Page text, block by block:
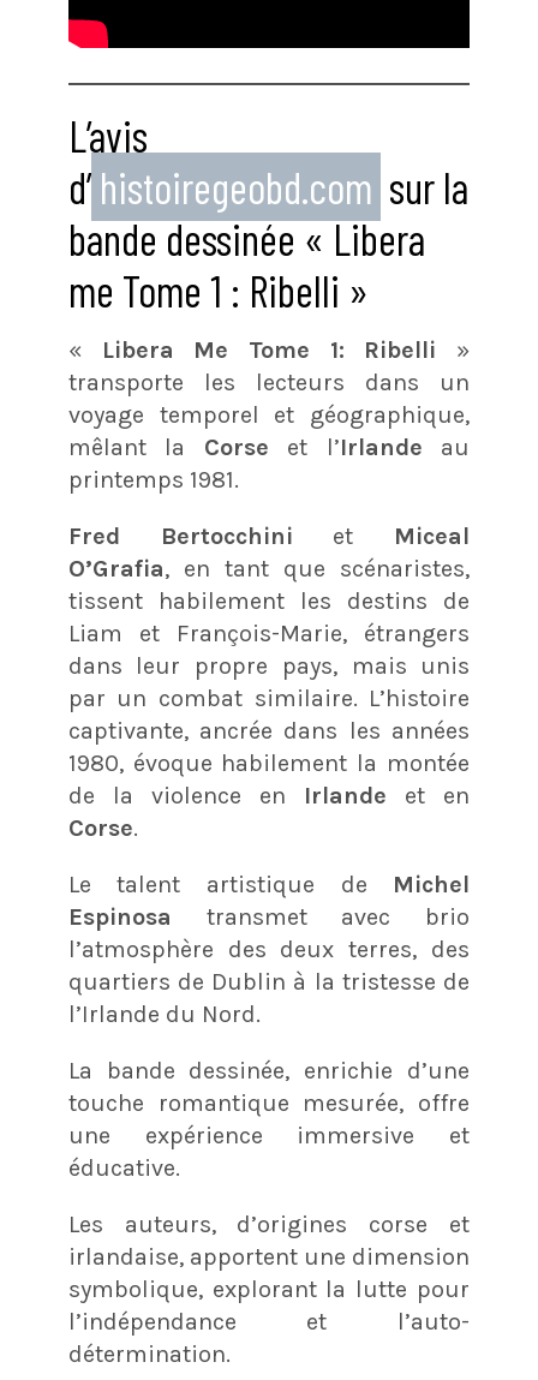
L’avis
d’ histoiregeobd.com sur la
bande dessinée « Libera
me Tome 1 : Ribelli »
« Libera Me Tome 1: Ribelli »
transporte les lecteurs dans un
voyage temporel et géographique,
mêlant la Corse et l’Irlande au
printemps 1981.
Fred Bertocchini et Miceal
O’Grafia, en tant que scénaristes,
tissent habilement les destins de
Liam et François-Marie, étrangers
dans leur propre pays, mais unis
par un combat similaire. L’histoire
captivante, ancrée dans les années
1980, évoque habilement la montée
de la violence en Irlande et en
Corse.
Le talent artistique de Michel
Espinosa transmet avec brio
l’atmosphère des deux terres, des
quartiers de Dublin à la tristesse de
l’Irlande du Nord.
La bande dessinée, enrichie d’une
touche romantique mesurée, offre
une expérience immersive et
éducative.
Les auteurs, d’origines corse et
irlandaise, apportent une dimension
symbolique, explorant la lutte pour
l’indépendance et l’auto-
détermination.